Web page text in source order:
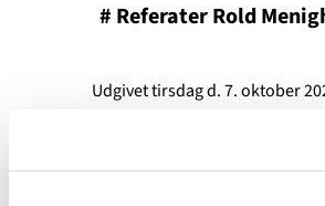
# Referater Rold
Udgivet tirsdag d. 7. oktober